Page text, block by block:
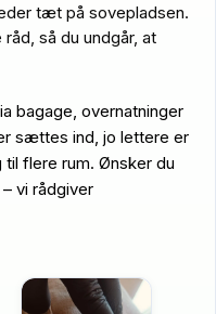
tæt på sovepladsen.
så du undgår, at
bagage, overnatninger
sættes ind, jo lettere er
flere rum. Ønsker du
vi rådgiver